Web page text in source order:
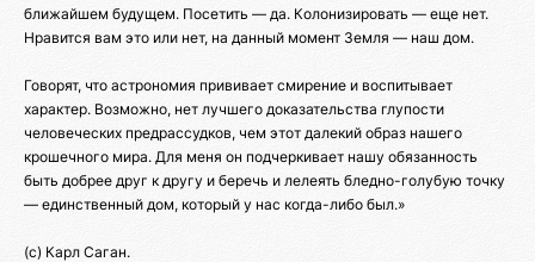
ближайшем будущем. Посетить — да. Колонизировать — еще нет.
Нравится вам это или нет, на данный момент Земля — наш дом.
Говорят, что астрономия прививает смирение и воспитывает
характер. Возможно, нет лучшего доказательства глупости
человеческих предрассудков, чем этот далекий образ нашего
крошечного мира. Для меня он подчеркивает нашу обязанность
быть добрее друг к другу и беречь и лелеять бледно-голубую точку
— единственный дом, который у нас когда-либо был.»
(с) Карл Саган.